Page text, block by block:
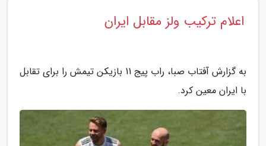
اعلام ترکیب ولز مقابل ایران
به گزارش آفتاب صبا، راب پیج 11 بازیکن تیمش را برای تقابل
با ایران معین کرد.